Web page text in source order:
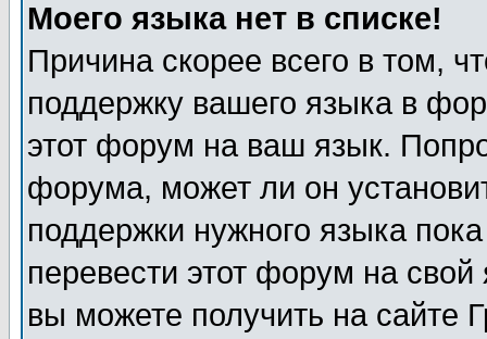
Моего языка нет в списке!
Причина скорее всего в том,
поддержку вашего языка в
этот форум на ваш язык.
форума, может ли он
поддержки нужного языка
перевести этот форум на
вы можете получить на сайте